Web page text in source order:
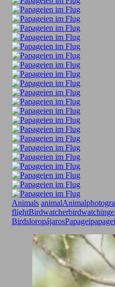
Animals animal
flightBirdwatcherbirdwatching
BirdsloropájarosPapagei